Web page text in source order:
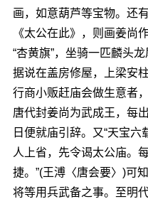
画，如意葫芦等宝物。还
《太公在此》，则画姜尚
“杏黄旗”，坐骑一匹麟头龙
据说在盖房修屋，上梁安
行商小贩赶庙会做生意者
唐代封姜尚为武成王，每
日便就庙引辞。又“天宝
人上省，先令谒太公庙。
捷。”(王溥〈唐会要〉)可
将等用兵武备之事。至明